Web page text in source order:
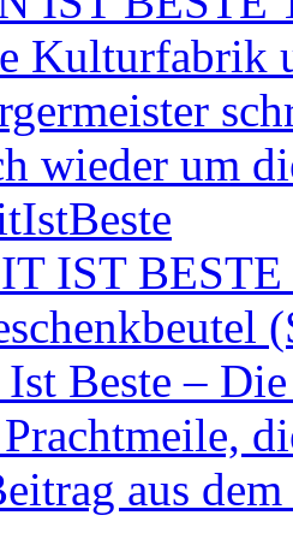
Kulturfabrik
wieder um
IST BESTE
Beste –
aus